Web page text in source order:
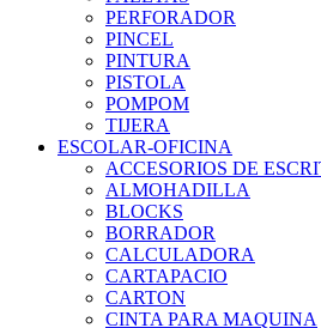
PERFORADOR
PINCEL
PINTURA
PISTOLA
POMPOM
TIJERA
ESCOLAR-OFICINA
ACCESORIOS DE
ALMOHADILLA
BLOCKS
BORRADOR
CALCULADORA
CARTAPACIO
CARTON
CINTA PARA MAQUINA